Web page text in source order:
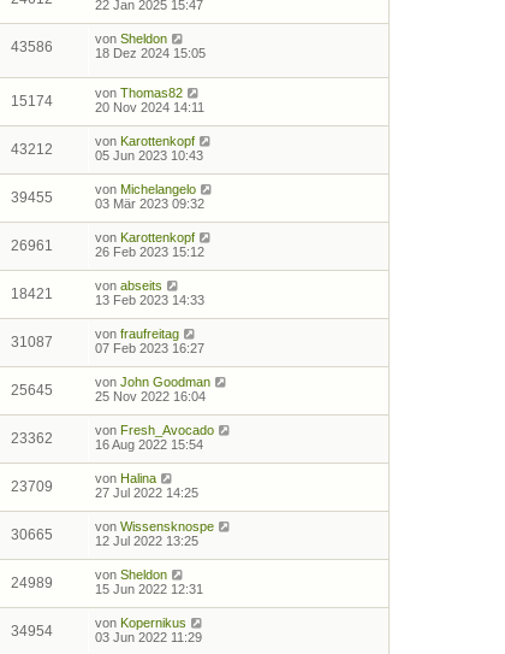
22 Jan 2025 15:47
43586 von Sheldon
18 Dez 2024 15:05
15174 von Thomas82
20 Nov 2024 14:11
43212 von Karottenkopf
05 Jun 2023 10:43
39455 von Michelangelo
03 Mär 2023 09:32
26961 von Karottenkopf
26 Feb 2023 15:12
18421 von abseits
13 Feb 2023 14:33
31087 von fraufreitag
07 Feb 2023 16:27
25645 von John Goodman
25 Nov 2022 16:04
23362 von Fresh_Avocado
16 Aug 2022 15:54
23709 von Halina
27 Jul 2022 14:25
30665 von Wissensknospe
12 Jul 2022 13:25
24989 von Sheldon
15 Jun 2022 12:31
34954 von Kopernikus
03 Jun 2022 11:29